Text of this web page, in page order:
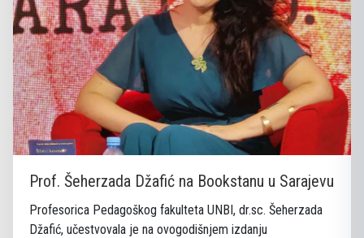
Prof. Šeherzada Džafić na Bookstanu u Sarajevu
Profesorica Pedagoškog fakulteta UNBI, dr.sc. Šeherzada
Džafić, učestvovala je na ovogodišnjem izdanju